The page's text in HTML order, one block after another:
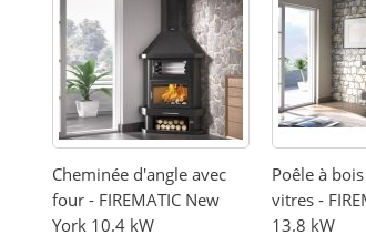
Cheminée d'angle avec
four - FIREMATIC New
York 10.4 kW
Poêle à
vitres -
13.8 kW